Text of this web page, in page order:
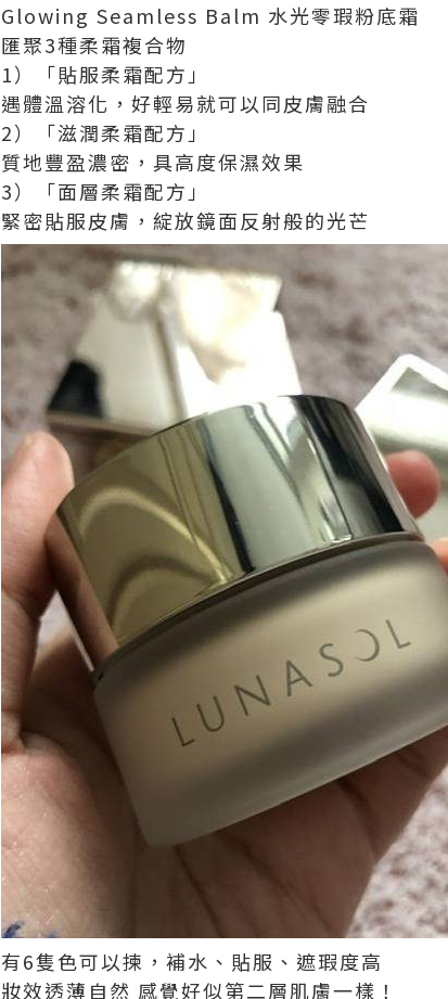
Glowing Seamless Balm 水光零瑕粉底霜
匯聚3種柔霜複合物
1）「貼服柔霜配方」
遇體溫溶化，好輕易就可以同皮膚融合
2）「滋潤柔霜配方」
質地豐盈濃密，具高度保濕效果
3）「面層柔霜配方」
緊密貼服皮膚，綻放鏡面反射般的光芒
有6隻色可以揀，補水、貼服、遮瑕度高
妝效透薄自然 感覺好似第二層肌膚一樣！